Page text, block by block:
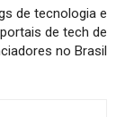
de tecnologia e
portais de tech de
no Brasil